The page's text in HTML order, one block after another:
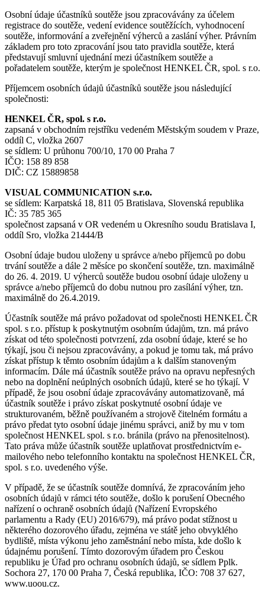
Osobní údaje účastníků soutěže jsou zpracovávány za účelem
registrace do soutěže, vedení evidence soutěžících, vyhodnocení
soutěže, informování a zveřejnění výherců a zaslání výher. Právním
základem pro toto zpracování jsou tato pravidla soutěže, která
představují smluvní ujednání mezi účastníkem soutěže a
pořadatelem soutěže, kterým je společnost HENKEL ČR, spol. s r.o.
Příjemcem osobních údajů účastníků soutěže jsou následující
společnosti:
HENKEL ČR, spol. s r.o.
zapsaná v obchodním rejstříku vedeném Městským soudem v Praze,
oddíl C, vložka 2607
se sídlem: U průhonu 700/10, 170 00 Praha 7
IČO: 158 89 858
DIČ: CZ 15889858
VISUAL COMMUNICATION s.r.o.
se sídlem: Karpatská 18, 811 05 Bratislava, Slovenská republika
IČ: 35 785 365
společnost zapsaná v OR vedeném u Okresního soudu Bratislava I,
oddíl Sro, vložka 21444/B
Osobní údaje budou uloženy u správce a/nebo příjemců po dobu
trvání soutěže a dále 2 měsíce po skončení soutěže, tzn. maximálně
do 26. 4. 2019. U výherců soutěže budou osobní údaje uloženy u
správce a/nebo příjemců do dobu nutnou pro zasílání výher, tzn.
maximálně do 26.4.2019.
Účastník soutěže má právo požadovat od společnosti HENKEL ČR
spol. s r.o. přístup k poskytnutým osobním údajům, tzn. má právo
získat od této společnosti potvrzení, zda osobní údaje, které se ho
týkají, jsou či nejsou zpracovávány, a pokud je tomu tak, má právo
získat přístup k těmto osobním údajům a k dalším stanoveným
informacím. Dále má účastník soutěže právo na opravu nepřesných
nebo na doplnění neúplných osobních údajů, které se ho týkají. V
případě, že jsou osobní údaje zpracovávány automatizovaně, má
účastník soutěže i právo získat poskytnuté osobní údaje ve
strukturovaném, běžně používaném a strojově čitelném formátu a
právo předat tyto osobní údaje jinému správci, aniž by mu v tom
společnost HENKEL spol. s r.o. bránila (právo na přenositelnost).
Tato práva může účastník soutěže uplatňovat prostřednictvím e-
mailového nebo telefonního kontaktu na společnost HENKEL ČR,
spol. s r.o. uvedeného výše.
V případě, že se účastník soutěže domnívá, že zpracováním jeho
osobních údajů v rámci této soutěže, došlo k porušení Obecného
nařízení o ochraně osobních údajů (Nařízení Evropského
parlamentu a Rady (EU) 2016/679), má právo podat stížnost u
některého dozorového úřadu, zejména ve státě jeho obvyklého
bydliště, místa výkonu jeho zaměstnání nebo místa, kde došlo k
údajnému porušení. Tímto dozorovým úřadem pro Českou
republiku je Úřad pro ochranu osobních údajů, se sídlem Pplk.
Sochora 27, 170 00 Praha 7, Česká republika, IČO: 708 37 627,
www.uoou.cz.